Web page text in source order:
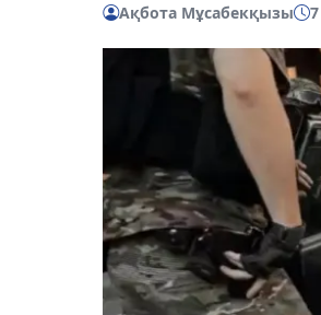
Ақбота Мұсабекқызы